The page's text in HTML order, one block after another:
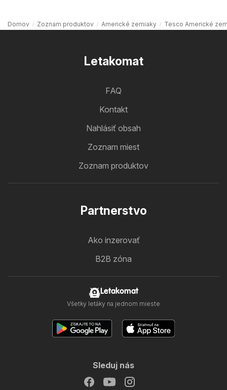
Domov Zoznam produktov Americké zemiaky Tesco Americké
Letakomat
FAQ
Kontakt
Nahlásiť obsah
Zoznam miest
Zoznam produktov
Partnerstvo
Ako inzerovať
B2B zóna
Letakomat
Všetky letáky na jednom mieste
Sleduj nás